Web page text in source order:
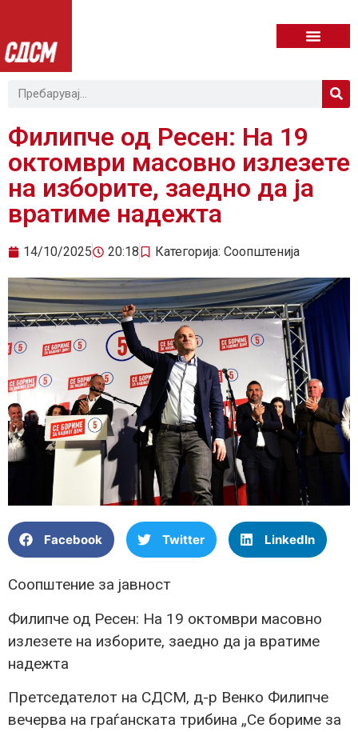
Филипче од Ресен: На 19
октомври масовно излезете
на изборите, заедно да ја
вратиме надежта
14/10/2025 20:18 Категорија: Соопштенија
Facebook Twitter LinkedIn
Соопштение за јавност
Филипче од Ресен: На 19 октомври масовно
излезете на изборите, заедно да ја вратиме
надежта
Претседателот на СДСМ, д-р Венко Филипче
вечерва на граѓанската трибина „Се бориме за